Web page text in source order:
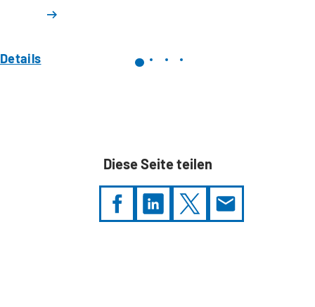
Details
Diese Seite teilen